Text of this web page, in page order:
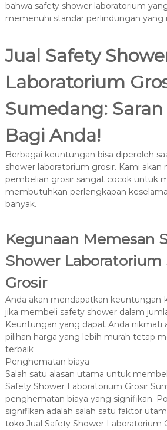
bahwa safety shower laboratorium
memenuhi standar perlindungan yang
Jual Safety
Laboratorium
Sumedang:
Bagi Anda!
Berbagai keuntungan bisa diperoleh
shower laboratorium grosir. Kami akan
pembelian grosir sangat cocok untuk
membutuhkan perlengkapan
banyak.
Kegunaan Memesan
Shower Laboratorium
Grosir
Anda akan mendapatkan
jika membeli safety shower dalam
Keuntungan yang dapat Anda nikmati
pilihan harga yang lebih murah tetap
terbaik
Penghematan biaya
Salah satu alasan utama untuk
Safety Shower Laboratorium Grosir
penghematan biaya yang signifikan.
signifikan adalah salah satu faktor
toko Jual Safety Shower Laboratorium